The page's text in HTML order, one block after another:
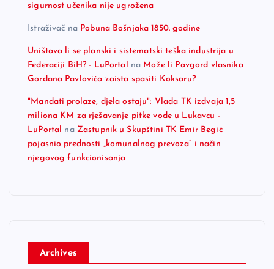
sigurnost učenika nije ugrožena
Istraživač na Pobuna Bošnjaka 1850. godine
Uništava li se planski i sistematski teška industrija u
Federaciji BiH? - LuPortal na Može li Pavgord vlasnika
Gordana Pavlovića zaista spasiti Koksaru?
"Mandati prolaze, djela ostaju": Vlada TK izdvaja 1,5
miliona KM za rješavanje pitke vode u Lukavcu -
LuPortal na Zastupnik u Skupštini TK Emir Begić
pojasnio prednosti „komunalnog prevoza“ i način
njegovog funkcionisanja
Archives